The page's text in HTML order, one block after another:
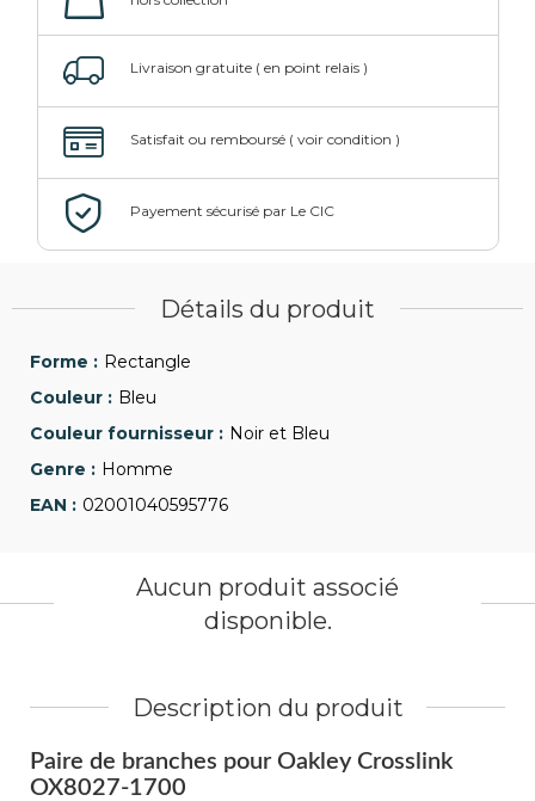
Détails du produit
Rectangle
Bleu
Noir et Bleu
Homme
02001040595776
Description du produit
Paire de branches pour Oakley Crosslink
OX8027-1700
Aucun produit associé
disponible.